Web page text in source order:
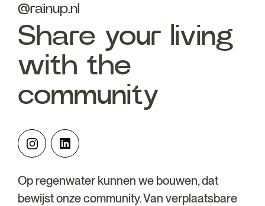
@rainup.nl
Share your living
with the
community
Op regenwater kunnen we bouwen, dat
bewijst onze community. Van verplaatsbare